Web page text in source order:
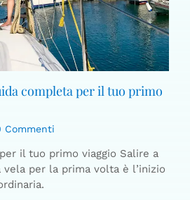
completa per il tuo primo
Commenti
il tuo primo viaggio Salire a
vela per la prima volta è l’inizio